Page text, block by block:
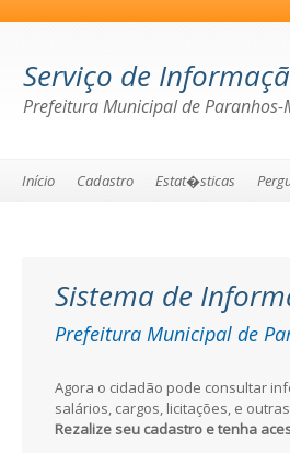
Serviço de
Prefeitura Municipal de Paranhos-
Início Cadastro Estat�sticas
Sistema de
Prefeitura Municipal de
Agora o cidadão pode consultar
salários, cargos, licitações, e
Rezalize seu cadastro e tenha